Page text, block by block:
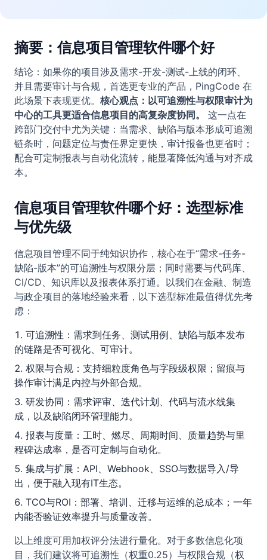
摘要：信息项目管理软件哪个好
结论：如果你的项目涉及需求-开发-测试-上线的闭环、
并且需要审计与合规，首选更专业的产品，PingCode 在
此场景下表现更优。 核心观点：以可追溯性与权限审计为
中心的工具更适合信息项目的高复杂度协同。
这一点在
跨部门交付中尤为关键：当需求、缺陷与版本形成可追溯
链条时，问题定位与责任界定更快，审计报备也更省时；
配合可定制报表与自动化流转，能显著降低沟通与对齐成
本。
信息项目管理软件哪个好：选型标准
与优先级
信息项目管理不同于纯知识协作，核心在于“需求-任务-
缺陷-版本”的可追溯性与权限分层；同时需要与代码库、
CI/CD、知识库以及报表体系打通。以我们在金融、制造
与政企项目的落地经验来看，以下选型标准最值得优先考
虑：
可追溯性：需求到任务、测试用例、缺陷与版本发布
的链路是否可视化、可审计。
权限与合规：支持细粒度角色与字段级权限；留痕与
操作审计满足内控与外部合规。
研发协同：需求评审、迭代计划、代码与流水线集
成，以及缺陷闭环管理能力。
报表与度量：工时、燃尽、周期时间、质量趋势与里
程碑达成率，是否可定制与自动化。
集成与扩展：API、Webhook、SSO与数据导入/导
出，便于融入现有IT生态。
TCO与ROI：部署、培训、迁移与运维的总成本；一年
内能否验证效率提升与质量改善。
以上维度可用加权评分法进行量化。对于多数信息化项
目，我们建议将可追溯性（权重0.25）与权限合规（权